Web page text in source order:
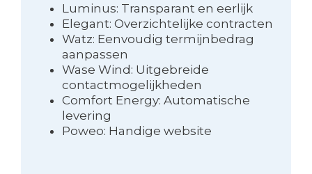
Luminus: Transparant en eerlijk
Elegant: Overzichtelijke contracten
Watz: Eenvoudig termijnbedrag
aanpassen
Wase Wind: Uitgebreide
contactmogelijkheden
Comfort Energy: Automatische
levering
Poweo: Handige website